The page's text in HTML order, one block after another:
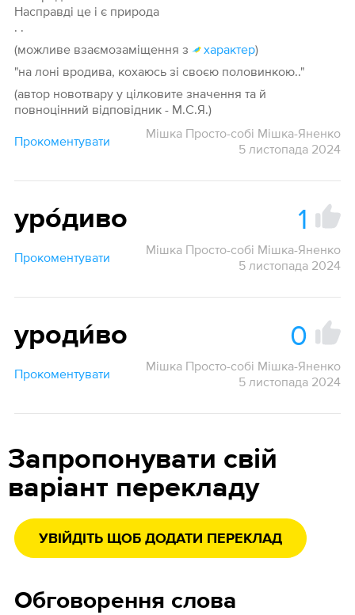
Насправді це і є природа
. .
(можливе взаємозаміщення з
характер)
"на лоні вродива, кохаюсь зі своєю половинкою.."
(автор новотвару у цілковите значення та й
повноцінний відповідник - М.С.Я.)
Прокоментувати
Мішка Просто-собі Мішка-Яненко
5 листопада 2024
уро́диво 1
Прокоментувати
Мішка Просто-собі Мішка-Яненко
5 листопада 2024
уроди́во 0
Прокоментувати
Мішка Просто-собі Мішка-Яненко
5 листопада 2024
Запропонувати свій
варіант перекладу
УВІЙДІТЬ ЩОБ ДОДАТИ ПЕРЕКЛАД
Обговорення слова